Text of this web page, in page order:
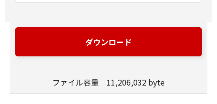
(1) キヤノンは、お客様が「キヤノン製品」を利
用する目的のために、「キヤノン製品」に直接
（本契約書においては、「本ソフトウェア」を
ダウンロード
ファイル容量 11,206,032 byte